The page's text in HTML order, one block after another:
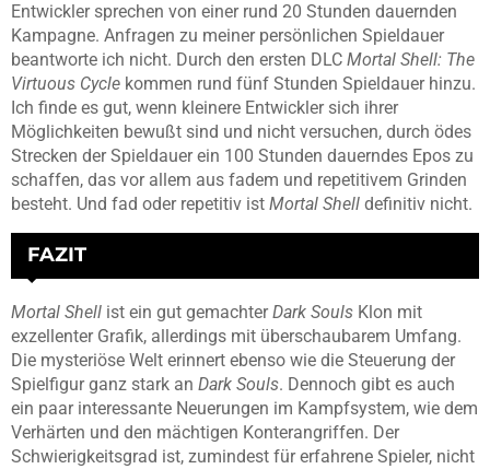
Entwickler sprechen von einer rund 20 Stunden dauernden
Kampagne. Anfragen zu meiner persönlichen Spieldauer
beantworte ich nicht. Durch den ersten DLC Mortal Shell: The
Virtuous Cycle kommen rund fünf Stunden Spieldauer hinzu.
Ich finde es gut, wenn kleinere Entwickler sich ihrer
Möglichkeiten bewußt sind und nicht versuchen, durch ödes
Strecken der Spieldauer ein 100 Stunden dauerndes Epos zu
schaffen, das vor allem aus fadem und repetitivem Grinden
besteht. Und fad oder repetitiv ist Mortal Shell definitiv nicht.
FAZIT
Mortal Shell ist ein gut gemachterDark Souls Klon mit
exzellenter Grafik, allerdings mit überschaubarem Umfang.
Die mysteriöse Welt erinnert ebenso wie die Steuerung der
Spielfigur ganz stark an Dark Souls. Dennoch gibt es auch
ein paar interessante Neuerungen im Kampfsystem, wie dem
Verhärten und den mächtigen Konterangriffen. Der
Schwierigkeitsgrad ist, zumindest für erfahrene Spieler, nicht